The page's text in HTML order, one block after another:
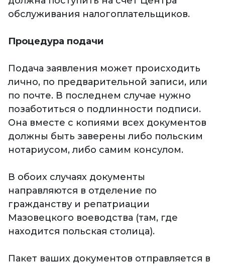
обслуживания налогоплательщиков.
Процедура подачи
Подача заявления может происходить
лично, по предварительной записи, или
по почте. В последнем случае нужно
позаботиться о подлинности подписи.
Она вместе с копиями всех документов
должны быть заверены либо польским
нотариусом, либо самим консулом.
В обоих случаях документы
направляются в отделение по
гражданству и репатриации
Мазовецкого воеводства (там, где
находится польская столица).
Пакет ваших документов отправляется в